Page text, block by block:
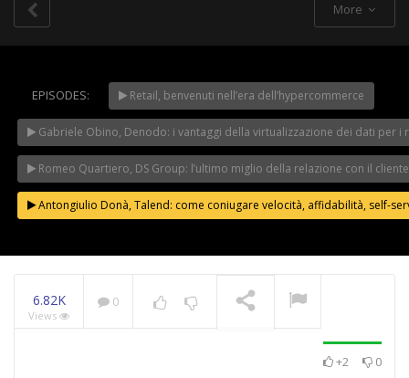
More
NOW PLAYING
WeChangeIT Forum
2023 – Il Made in Italy
secondo Giulio Sapelli
EPISODES: Retail, benvenuti nell’era dell’hypercommerce
Gabriele Obino, Denodo: i vantaggi della virtualizzazione dei dati per i
Romeo Quartiero, DS Group: l’ultimo miglio della relazione con il cliente
Antongiulio Donà, Talend: come coniugare velocità, affidabilità, self-
6.82K
Views
0
+2 0